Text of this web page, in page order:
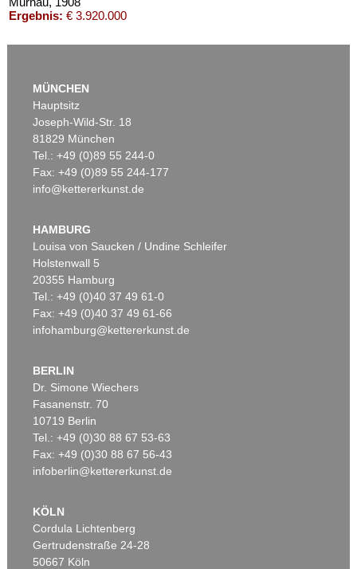
LYONEL FEININGER
Alte Seebären
Schätzpreis:
Auktion 610 - Lot 426000315
MARC CHAGALL
Le Coq rouge, 1957
Schätzpreis:€ 1.800
Auktion 610 - Lot 426000372
HERMANN MAX PECHSTEIN
Reisebilder, 1919
Schätzpreis:€ 1.600
Ergebnis: € 3.920.000
Auktion 600 - Lot 61
Ergebnis:€ 3.135.000
Auktion 415 - Lot 347
W. KANDINSKY
Gewebe, 1923
Ergebnis:€ 1.320.000
Ergebnis:
MÜNCHEN
Hauptsitz
Joseph-Wild-Str. 18
81829 München
Tel.: +49 (0)89 55 244-0
Fax: +49 (0)89 55 244-177
info@kettererkunst.de
HAMBURG
Louisa von Saucken / Undine Schleifer
Holstenwall 5
20355 Hamburg
Tel.: +49 (0)40 37 49 61-0
Fax: +49 (0)40 37 49 61-66
infohamburg@kettererkunst.de
BERLIN
Dr. Simone Wiechers
Fasanenstr. 70
10719 Berlin
Tel.: +49 (0)30 88 67 53-63
Fax: +49 (0)30 88 67 56-43
infoberlin@kettererkunst.de
KÖLN
Cordula Lichtenberg
Gertrudenstraße 24-28
50667 Köln